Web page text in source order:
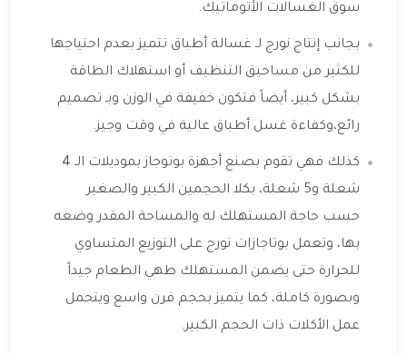
سوق الغسالات الأتوماتيك.
بجانب إنتاج نورج لـ غسالة أطباق تتميز بعدم احتياجها
للكثير من مساحيق التنظيف أو استهلاك الطاقة
بشكل كبير، أيضاً فتكون خفيفة في الوزن وبـ تصميم
رائع،وكفاءة غسل أطباق عالية في وقت وجيز.
كذلك فهي تقوم بصنع أجهزة بوتوجاز بموديلات الـ 4
شعلة و5 شعلة، بكلا الحجمين الكبير والصغير
حسب حاجة المستهلك له والمساحة المقدر وضعه
بها، وتعمل بوتاجازات نورج على التوزيع المتساوي
للحرارة حتى يضمن المستهلك طهي الطعام جيداً
وبصورة كاملة، كما يتميز بحجم فرن واسع ويتحمل
عمل الأكلات ذات الحجم الكبير.